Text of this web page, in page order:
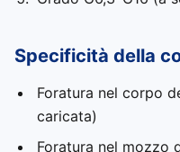
Specificità della
Foratura nel corpo
caricata)
Foratura nel mozzo